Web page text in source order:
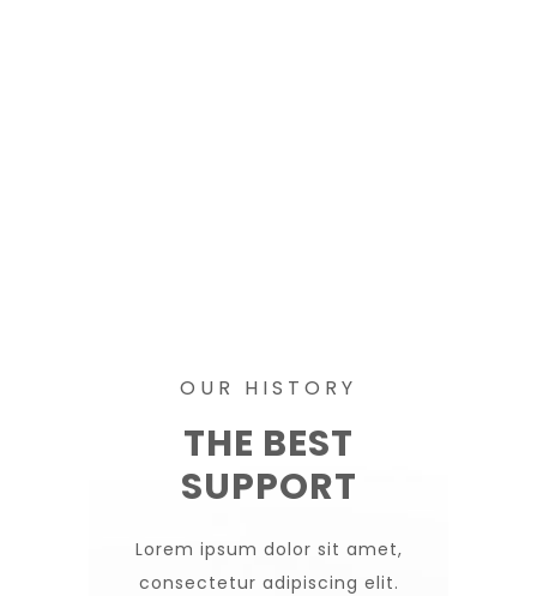
OUR HISTORY
THE BEST
SUPPORT
Lorem ipsum dolor sit amet,
consectetur adipiscing elit.